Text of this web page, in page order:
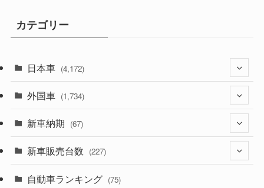
カテゴリー
日本車 (4,172)
(1,321)
(329)
(525)
外国車 (1,734)
(242)
新車納期 (67)
(28)
(8)
新車販売台数 (227)
(21)
自動車ランキング (75)